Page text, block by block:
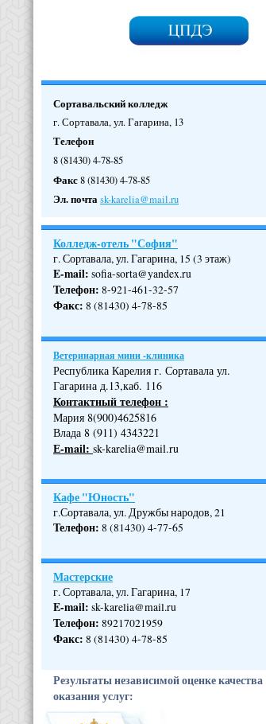
Сортавальский колледж
г. Сортавала, ул. Гагарина, 13
Телефон
8 (81430) 4-78-85
Факс8 (81430) 4-78-85
Эл. почтаsk-karelia@mail.ru
Колледж-отель "София"
г. Сортавала, ул. Гагарина, 15 (3 этаж)
E-mail: sofia-sorta@yandex.ru
Телефон: 8-921-461-32-57
Факс: 8 (81430) 4-78-85
Ветеринарная мини -клиника
Республика Карелия г. Сортавала ул.
Гагарина д.13,каб. 116
Контактный телефон :
Мария 8(900)4625816
Влада 8 (911) 4343221
Е-mail: sk-karelia@mail.ru
Кафе "Юность"
г.Сортавала, ул. Дружбы народов, 21
Телефон: 8 (81430) 4-77-65
Мастерские
г. Сортавала, ул. Гагарина, 17
E-mail: sk-karelia@mail.ru
Телефон: 89217021959
Факс: 8 (81430) 4-78-85
Результаты независимой оценке качества
оказания услуг: